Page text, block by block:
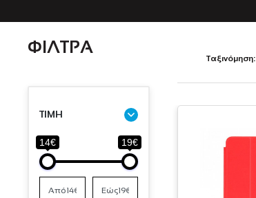
ΦΙΛΤΡΑ
ΤΙΜΗ
14€ 19€
Ταξινόμηση: